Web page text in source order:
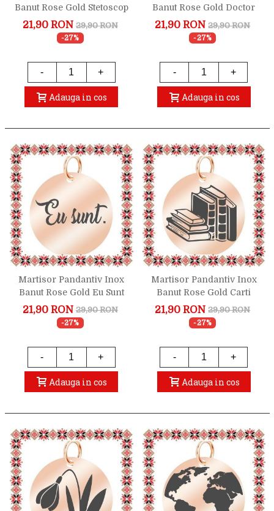
Banut Rose Gold Stetoscop
Ritm Cardiac
21,90 RON 29,90 RON
-27%
- +
Adauga in cos
Banut Rose Gold Doctor
Stomatolog
21,90 RON 29,90 RON
-27%
- +
Adauga in cos
Martisor Pandantiv Inox
Banut Rose Gold Eu Sunt
21,90 RON 29,90 RON
-27%
- +
Adauga in cos
Martisor Pandantiv Inox
Banut Rose Gold Carti
21,90 RON 29,90 RON
-27%
- +
Adauga in cos